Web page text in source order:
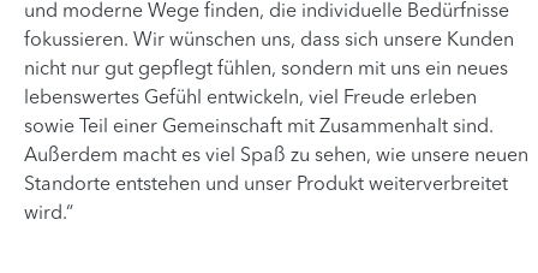
und moderne Wege finden, die individuelle Bedürfnisse
fokussieren. Wir wünschen uns, dass sich unsere Kunden
nicht nur gut gepflegt fühlen, sondern mit uns ein neues
lebenswertes Gefühl entwickeln, viel Freude erleben
sowie Teil einer Gemeinschaft mit Zusammenhalt sind.
Außerdem macht es viel Spaß zu sehen, wie unsere neuen
Standorte entstehen und unser Produkt weiterverbreitet
wird.“